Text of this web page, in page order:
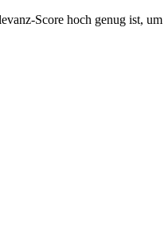
Score hoch genug ist,